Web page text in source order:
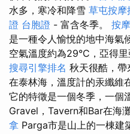
水多，寒冷和降雪 草屯按摩
證 台胞證 - 富含冬季。 按
是一種令人愉悅的地中海氣
空氣溫度約為29°C，亞得
搜尋引擎排名 秋天很酷，帶
在泰林海，溫度計的汞纖維
它的特徵是一個冬季，一個
Gravel，Tavern和Bar在海
拿 Parga市是山上的一棟建